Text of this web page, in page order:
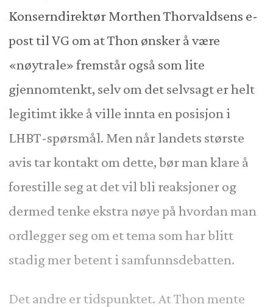
Konserndirektør Morthen Thorvaldsens e-
post til VG om at Thon ønsker å være
«nøytrale» fremstår også som lite
gjennomtenkt, selv om det selvsagt er helt
legitimt ikke å ville innta en posisjon i
LHBT-spørsmål. Men når landets største
avis tar kontakt om dette, bør man klare å
forestille seg at det vil bli reaksjoner og
dermed tenke ekstra nøye på hvordan man
ordlegger seg om et tema som har blitt
stadig mer betent i samfunnsdebatten.
Det andre er tidspunktet. At Thon mente